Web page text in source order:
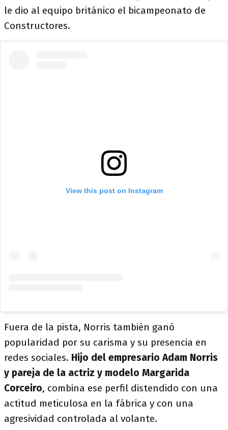
le dio al equipo británico el bicampeonato de
Constructores.
View this post on Instagram
Fuera de la pista, Norris también ganó
popularidad por su carisma y su presencia en
redes sociales. Hijo del empresario Adam Norris
y pareja de la actriz y modelo Margarida
Corceiro, combina ese perfil distendido con una
actitud meticulosa en la fábrica y con una
agresividad controlada al volante.